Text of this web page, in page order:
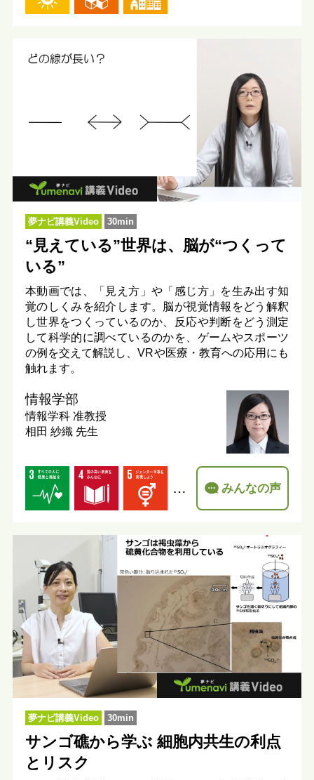
夢ナビ講義Video 30min
“見えている”世界は、脳が“つくって
いる”
本動画では、「見え方」や「感じ方」を生み出す知
覚のしくみを紹介します。脳が視覚情報をどう解釈
し世界をつくっているのか、反応や判断をどう測定
して科学的に調べているのかを、ゲームやスポーツ
の例を交えて解説し、VRや医療・教育への応用にも
触れます。
情報学部
情報学科 准教授
相田 紗織 先生
… みんなの声
夢ナビ講義Video 30min
サンゴ礁から学ぶ 細胞内共生の利点
とリスク